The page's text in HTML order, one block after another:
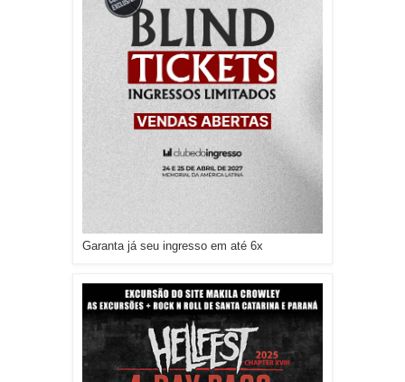
Garanta já seu ingresso em até 6x